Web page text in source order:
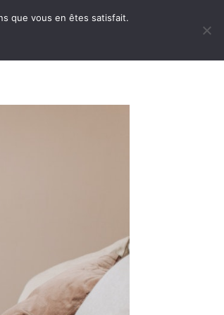
que vous en êtes satisfait.